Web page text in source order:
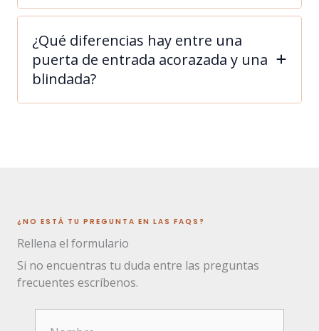
¿Qué diferencias hay entre una
puerta de entrada acorazada y una
blindada?
¿NO ESTÁ TU PREGUNTA EN LAS FAQS?
Rellena el formulario
Si no encuentras tu duda entre las preguntas
frecuentes escríbenos.